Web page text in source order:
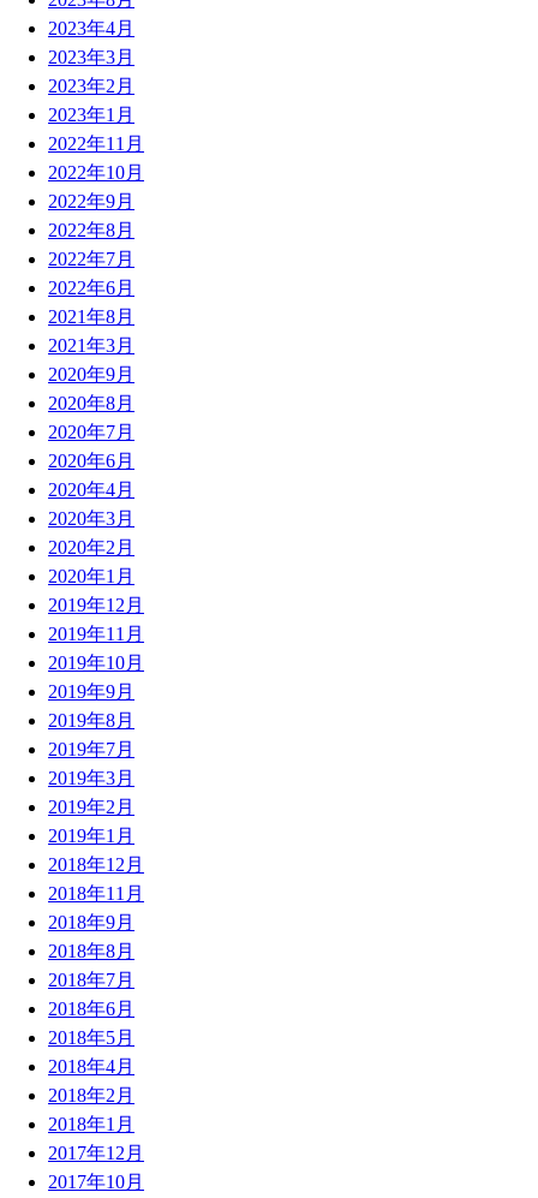
2023年4月
2023年3月
2023年2月
2023年1月
2022年11月
2022年10月
2022年9月
2022年8月
2022年7月
2022年6月
2021年8月
2021年3月
2020年9月
2020年8月
2020年7月
2020年6月
2020年4月
2020年3月
2020年2月
2020年1月
2019年12月
2019年11月
2019年10月
2019年9月
2019年8月
2019年7月
2019年3月
2019年2月
2019年1月
2018年12月
2018年11月
2018年9月
2018年8月
2018年7月
2018年6月
2018年5月
2018年4月
2018年2月
2018年1月
2017年12月
2017年10月